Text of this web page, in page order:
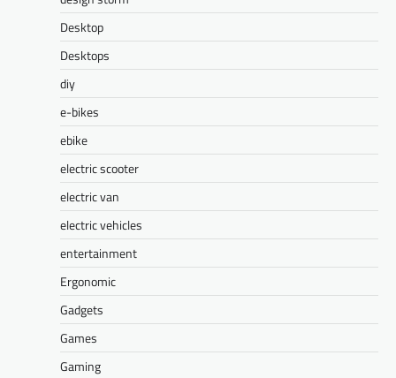
Desktop
Desktops
diy
e-bikes
ebike
electric scooter
electric van
electric vehicles
entertainment
Ergonomic
Gadgets
Games
Gaming